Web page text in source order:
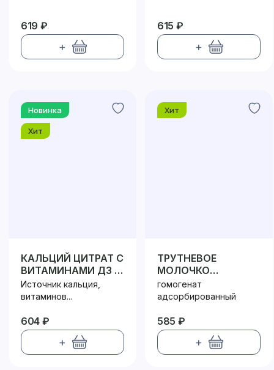
619 ₽
+
615 ₽
+
Новинка
Хит
КАЛЬЦИЙ ЦИТРАТ С
ВИТАМИНАМИ Д3 и
С
Источник кальция,
витаминов...
604 ₽
+
Хит
ТРУТНЕВОЕ
МОЛОЧКО
АЛТАЙСКОЕ
гомогенат
адсорбированный
585 ₽
+